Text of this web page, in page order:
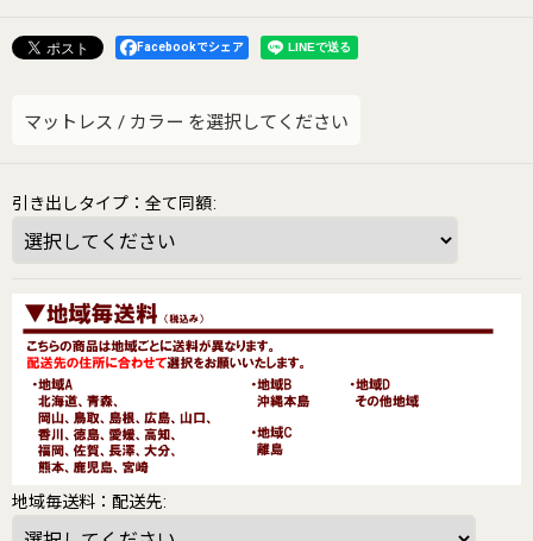
Facebookでシェア
マットレス / カラー を選択してください
引き出しタイプ：全て同額:
地域毎送料：配送先: